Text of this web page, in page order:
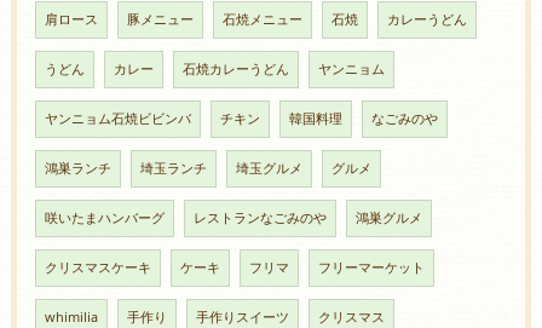
肩ロース 豚メニュー 石焼メニュー 石焼 カレーうどん
うどん カレー 石焼カレーうどん ヤンニョム
ヤンニョム石焼ビビンバ チキン 韓国料理 なごみのや
鴻巣ランチ 埼玉ランチ 埼玉グルメ グルメ
咲いたまハンバーグ レストランなごみのや 鴻巣グルメ
クリスマスケーキ ケーキ フリマ フリーマーケット
whimilia 手作り 手作りスイーツ クリスマス